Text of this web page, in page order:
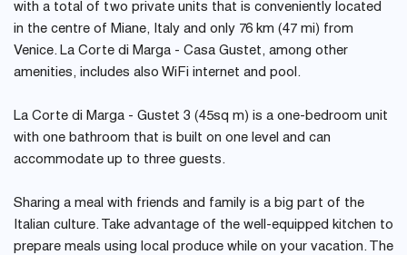
with a total of two private units that is conveniently located
in the centre of Miane, Italy and only 76 km (47 mi) from
Venice. La Corte di Marga - Casa Gustet, among other
amenities, includes also WiFi internet and pool.
La Corte di Marga - Gustet 3 (45sq m) is a one-bedroom unit
with one bathroom that is built on one level and can
accommodate up to three guests.
Sharing a meal with friends and family is a big part of the
Italian culture. Take advantage of the well-equipped kitchen to
prepare meals using local produce while on your vacation. The